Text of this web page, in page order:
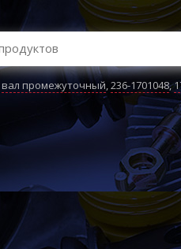
вал промежуточный,236-1701048,